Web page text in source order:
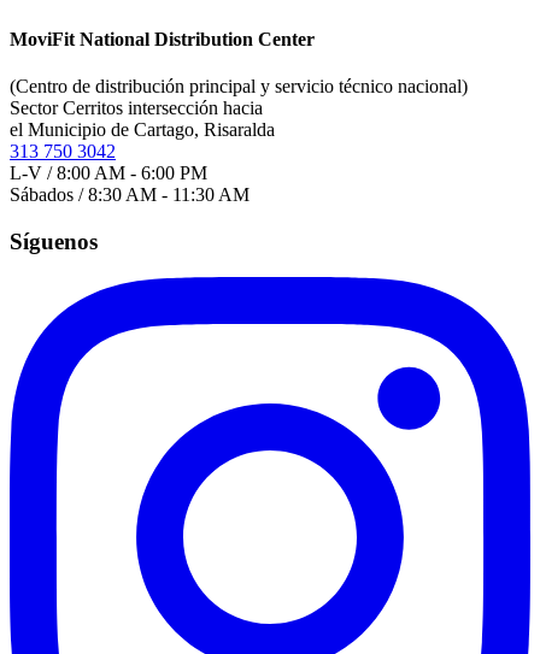
MoviFit National Distribution Center
(Centro de distribución principal y servicio técnico nacional)
Sector Cerritos intersección hacia
el Municipio de Cartago, Risaralda
313 750 3042
L-V / 8:00 AM - 6:00 PM
Sábados / 8:30 AM - 11:30 AM
Síguenos